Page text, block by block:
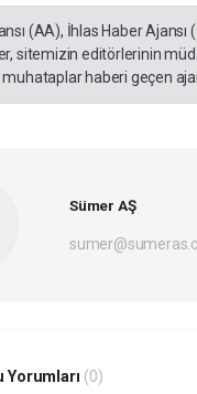
(AA), İhlas Haber
sitemizin editörlerinin
haberi geçen
Sümer AŞ
Yorumları (0)